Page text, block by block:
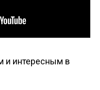
и интересным в